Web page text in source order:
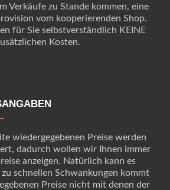
Verkäufe zu Stande kommen, eine
vom kooperierenden Shop.
für Sie selbstverständlich KEINE
Kosten.
wiedergegebenen Preise werden
dadurch wollen wir Ihnen immer
anzeigen. Natürlich kann es
zu schnellen Schwankungen kommt
Preise nicht mit denen der